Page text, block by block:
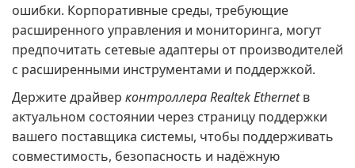
ошибки. Корпоративные среды, требующие
расширенного управления и мониторинга, могут
предпочитать сетевые адаптеры от производителей
с расширенными инструментами и поддержкой.
Держите драйвер контроллера Realtek Ethernetв
актуальном состоянии через страницу поддержки
вашего поставщика системы, чтобы поддерживать
совместимость, безопасность и надёжную